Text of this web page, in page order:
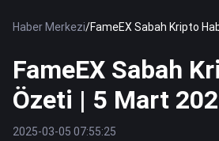
Haber Merkezi/FameEX Sabah Kripto
FameEX Sabah
Özeti | 5 Mart
2025-03-05 07:55:25